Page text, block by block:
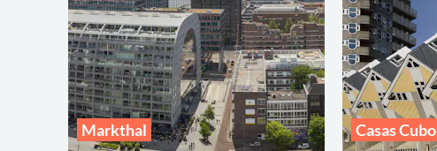
Markthal Casas Cubo